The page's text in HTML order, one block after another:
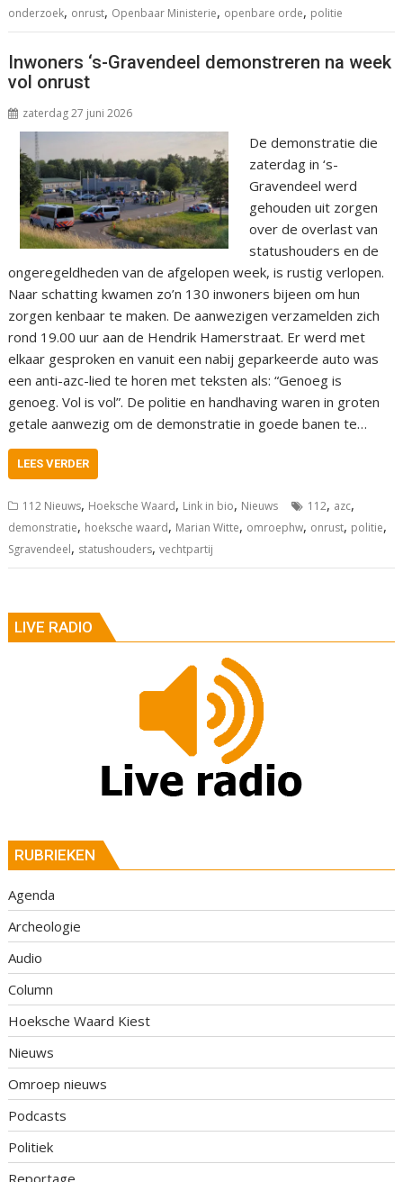
onderzoek, onrust, Openbaar Ministerie, openbare orde, politie
Inwoners ‘s-Gravendeel demonstreren na week
vol onrust
zaterdag 27 juni 2026
De demonstratie die
zaterdag in ‘s-
Gravendeel werd
gehouden uit zorgen
over de overlast van
statushouders en de
ongeregeldheden van de afgelopen week, is rustig verlopen.
Naar schatting kwamen zo’n 130 inwoners bijeen om hun
zorgen kenbaar te maken. De aanwezigen verzamelden zich
rond 19.00 uur aan de Hendrik Hamerstraat. Er werd met
elkaar gesproken en vanuit een nabij geparkeerde auto was
een anti-azc-lied te horen met teksten als: “Genoeg is
genoeg. Vol is vol”. De politie en handhaving waren in groten
getale aanwezig om de demonstratie in goede banen te…
LEES VERDER
112 Nieuws, Hoeksche Waard, Link in bio, Nieuws 112, azc,
demonstratie, hoeksche waard, Marian Witte, omroephw, onrust, politie,
Sgravendeel, statushouders,vechtpartij
LIVE RADIO
RUBRIEKEN
Agenda
Archeologie
Audio
Column
Hoeksche Waard Kiest
Nieuws
Omroep nieuws
Podcasts
Politiek